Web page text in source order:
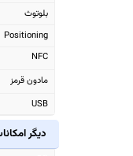
بلوتوث
Positioning
NFC
مادون قرمز
USB
دیگر